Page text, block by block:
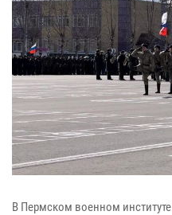
В Пермском военном